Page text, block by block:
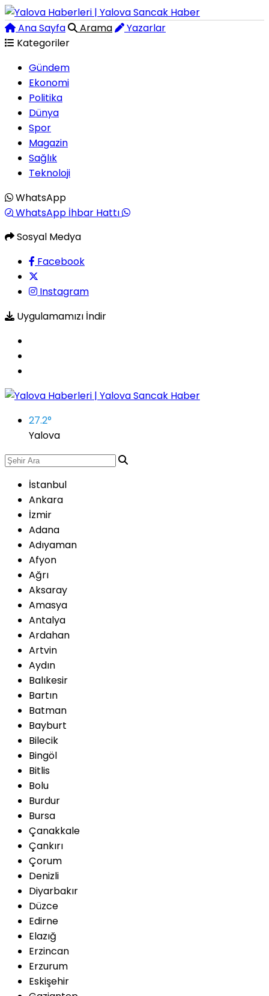
Ana Sayfa Arama
Yazarlar
Kategoriler
Gündem
Ekonomi
Politika
Dünya
Spor
Magazin
Sağlık
Teknoloji
WhatsApp
WhatsApp İhbar Hattı
Sosyal Medya
Facebook
Instagram
Uygulamamızı İndir
27.2°
Yalova
İstanbul
Ankara
İzmir
Adana
Adıyaman
Afyon
Ağrı
Aksaray
Amasya
Antalya
Ardahan
Artvin
Aydın
Balıkesir
Bartın
Batman
Bayburt
Bilecik
Bingöl
Bitlis
Bolu
Burdur
Bursa
Çanakkale
Çankırı
Çorum
Denizli
Diyarbakır
Düzce
Edirne
Elazığ
Erzincan
Erzurum
Eskişehir